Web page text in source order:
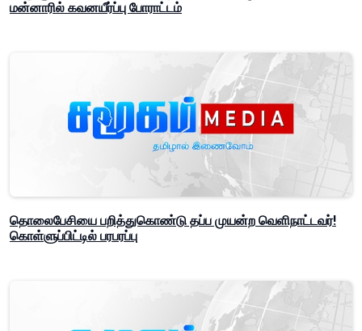
மன்னாரில் கவனயீர்ப்பு போராட்டம்
தொலைபேசியை பறித்துகொண்டு தப்ப முயன்ற வெளிநாட்டவர்!
கொள்ளுப்பிட்டில் பரபரப்பு